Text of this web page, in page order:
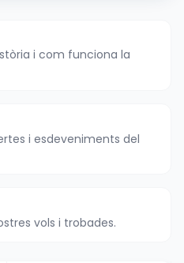
i com funciona la
i esdeveniments del
vols i trobades.